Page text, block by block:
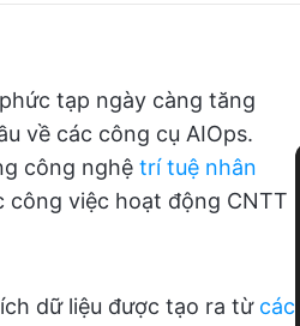
tạp ngày càng tăng
về các công cụ AIOps.
công nghệ trí tuệ nhân
công việc hoạt động CNTT
dữ liệu được tạo ra từ các